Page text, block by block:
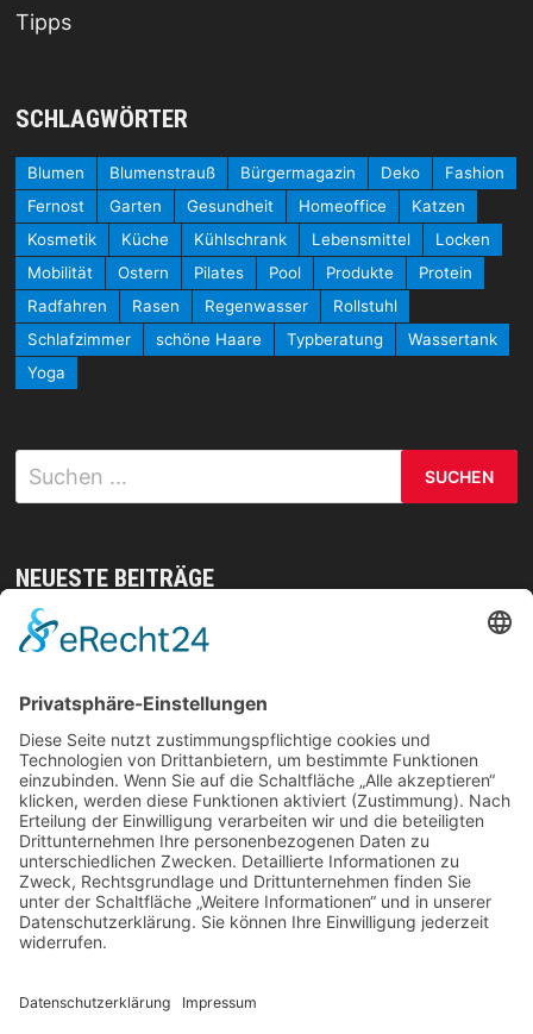
Tipps
SCHLAGWÖRTER
Blumen Blumenstrauß Bürgermagazin Deko
Fashion
Fernost
Garten Gesundheit Homeoffice
Katzen
Kosmetik
Küche Kühlschrank Lebensmittel
Locken
Mobilität
Ostern Pilates Pool Produkte
Protein
Radfahren
Rasen Regenwasser
Rollstuhl
Schlafzimmer
schöne Haare Typberatung
Wassertank
Yoga
Suchen
nach:
NEUESTE BEITRÄGE
Mit gezielten Übungen zur Sicherheit in allen
Sprachaufgaben mühelos
Vom Kern zur Ernte: So legst du den Grundstein
für deinen Erfolg im Homegrow
Effiziente Wassernutzung im Brandschutz: Was
Lagerstrategien wirklich verändern können
Trennungen ohne Fallstricke: So schützen Sie Ihr
Vermögen und Ihre Rechte im Familienalltag
langlebig, platzsparend und frei von